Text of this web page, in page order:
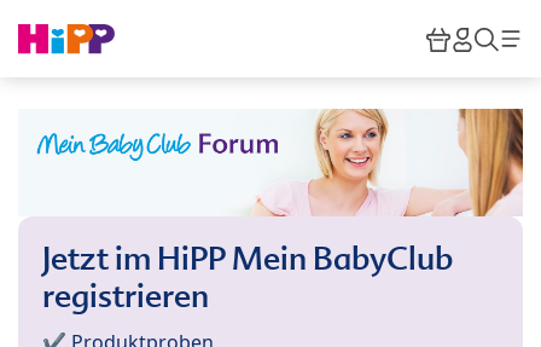
HiPP
Jetzt im HiPP Mein BabyClub
registrieren